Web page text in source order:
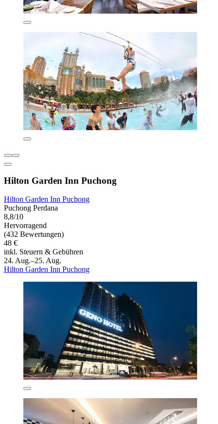
Hilton Garden Inn Puchong
Hilton Garden Inn Puchong
Puchong Perdana
8,8/10
Hervorragend
(432 Bewertungen)
48 €
inkl. Steuern & Gebühren
24. Aug.–25. Aug.
Hilton Garden Inn Puchong